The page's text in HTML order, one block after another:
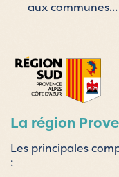
aux communes...
La région
Les principales
: